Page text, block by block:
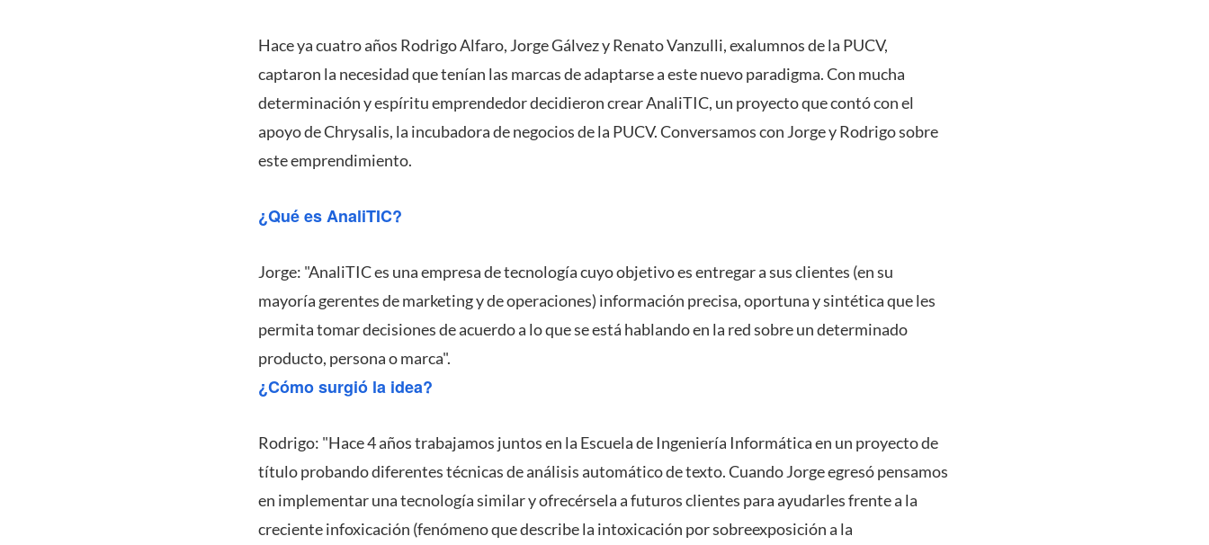
Hace ya cuatro años Rodrigo Alfaro, Jorge Gálvez y Renato Vanzulli, exalumnos de la PUCV,
captaron la necesidad que tenían las marcas de adaptarse a este nuevo paradigma. Con mucha
determinación y espíritu emprendedor decidieron crear AnaliTIC, un proyecto que contó con el
apoyo de Chrysalis, la incubadora de negocios de la PUCV. Conversamos con Jorge y Rodrigo sobre
este emprendimiento.
¿Qué es AnaliTIC?
Jorge: "AnaliTIC es una empresa de tecnología cuyo objetivo es entregar a sus clientes (en su
mayoría gerentes de marketing y de operaciones) información precisa, oportuna y sintética que les
permita tomar decisiones de acuerdo a lo que se está hablando en la red sobre un determinado
producto, persona o marca".
¿Cómo surgió la idea?
Rodrigo: "Hace 4 años trabajamos juntos en la Escuela de Ingeniería Informática en un proyecto de
título probando diferentes técnicas de análisis automático de texto. Cuando Jorge egresó pensamos
en implementar una tecnología similar y ofrecérsela a futuros clientes para ayudarles frente a la
creciente infoxicación (fenómeno que describe la intoxicación por sobreexposición a la